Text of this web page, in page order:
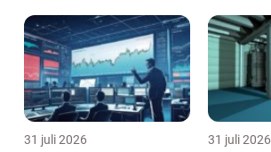
31 juli 2026 31 juli 2026